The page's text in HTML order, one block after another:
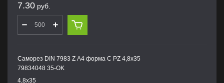
7.30 руб.
Саморез DIN 7983 Z А4 форма С PZ 4,8х35
79834048 35-OK
4,8х35